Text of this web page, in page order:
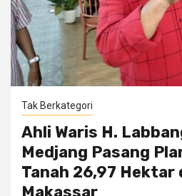
Tak Berkategori
Ahli Waris H.
Medjang Pasang
Tanah 26,97 Hektar
Makassar